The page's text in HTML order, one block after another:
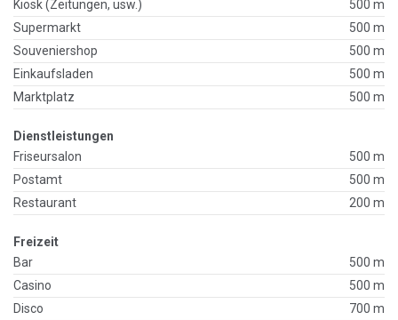
Kiosk (Zeitungen, usw.)
500 m
Supermarkt
500 m
Souveniershop
500 m
Einkaufsladen
500 m
Marktplatz
500 m
Dienstleistungen
Friseursalon
500 m
Postamt
500 m
Restaurant
200 m
Freizeit
Bar
500 m
Casino
500 m
Disco
700 m